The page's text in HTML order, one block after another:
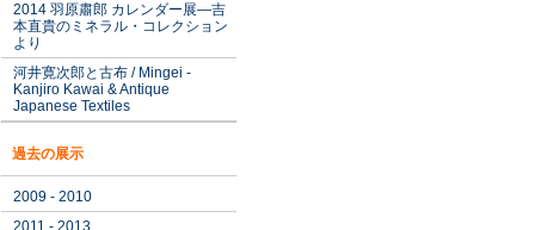
2014 羽原肅郎 カレンダー展―吉
本直貴のミネラル・コレクション
より
河井寛次郎と古布 / Mingei -
Kanjiro Kawai & Antique
Japanese Textiles
過去の展示
2009 - 2010
2011 - 2013